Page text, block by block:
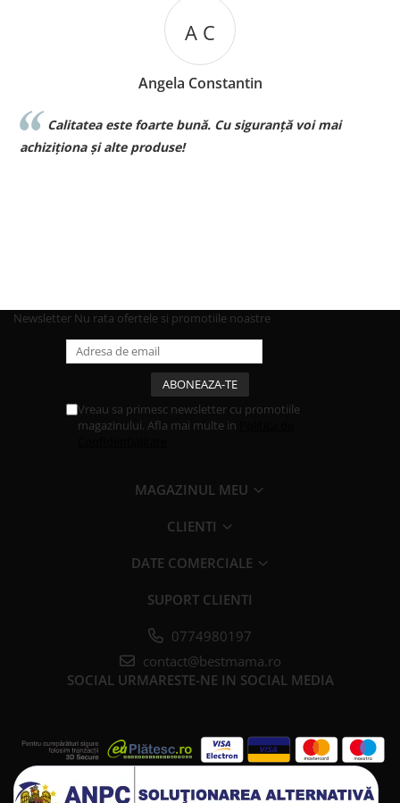
A C
Angela Constantin
Calitatea este foarte bună. Cu siguranță voi mai
achiziționa și alte produse!
Newsletter Nu rata ofertele si promotiile noastre
Vreau sa primesc newsletter cu promotiile
magazinului. Afla mai multe in
MAGAZINUL MEU
CLIENTI
DATE COMERCIALE
SUPORT CLIENTI
0774980197
contact@bestmama.ro
SOCIAL URMARESTE-NE IN SOCIAL MEDIA